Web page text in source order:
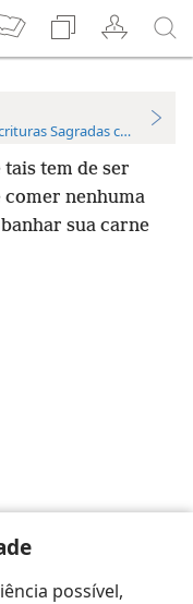
possível,
Sagradas com
tem de ser
comer nenhuma
sua carne